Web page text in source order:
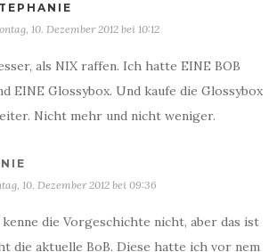
10. Dezember 2012 bei 10:12
als NIX raffen. Ich hatte EINE BOB
EINE Glossybox. Und kaufe die Glossybox
Nicht mehr und nicht weniger.
10. Dezember 2012 bei 09:36
kenne die Vorgeschichte nicht, aber das ist
die aktuelle BoB. Diese hatte ich vor nem